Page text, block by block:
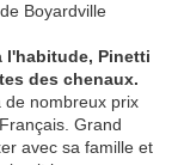
Pinetti
des chenaux.
de nombreux prix
Grand
avec sa famille et